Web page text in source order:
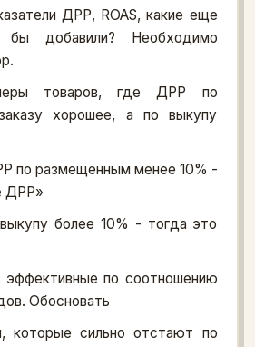
ДРР, ROAS, какие еще
бы добавили? Необходимо
товаров, где ДРР по
хорошее, а по выкупу
по размещенным менее 10% -
ДРР»
более 10% - тогда это
эффективные по соотношению
Обосновать
которые сильно отстают по